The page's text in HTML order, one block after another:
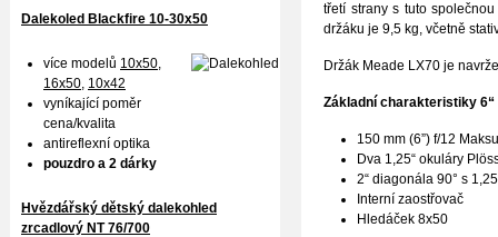
třetí strany s tuto
držáku je 9,5 kg, včetně
Držák Meade LX70 je
Základní charakteristiky 6“
150 mm (6”) f/12
Dva 1,25“ okuláry
2“ diagonála 90° s
Interní zaostřovač
Hledáček 8x50
Dalekoled Blackfire 10-30x50
více modelů 10x50,
16x50, 10x42
vyníkající poměr
cena/kvalita
antireflexní optika
pouzdro a 2 dárky
Hvězdářský dětský dalekohled
zrcadlový NT 76/700